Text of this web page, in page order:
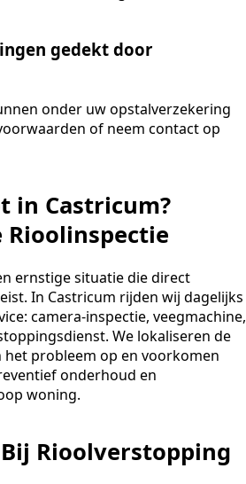
gedekt door
onder uw opstalverzekering
of neem contact op
in Castricum?
Rioolinspectie
ernstige situatie die direct
In Castricum rijden wij dagelijks
camera-inspectie, veegmachine,
We lokaliseren de
het probleem op en voorkomen
onderhoud en
woning.
Rioolverstopping